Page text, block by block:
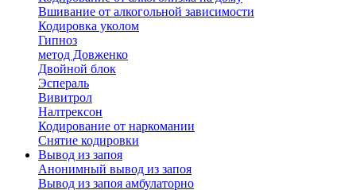
Вшивание от алкогольной зависимости
Кодировка уколом
Гипноз
метод Довженко
Двойной блок
Эспераль
Вивитрол
Налтрексон
Кодирование от наркомании
Снятие кодировки
Вывод из запоя
Анонимный вывод из запоя
Вывод из запоя амбулаторно